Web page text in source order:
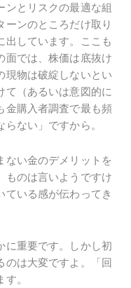
ンとリスクの最適な組
ンのところだけ取り
出しています。ここも
面では、株価は底抜け
現物は破綻しないとい
て（あるいは意図的に
金購入者調査で最も頻
ない」ですから。
ない金のデメリットを
ものは言いようですけ
ている感が伝わってき
に重要です。しかし初
のは大変ですよ。「回
。